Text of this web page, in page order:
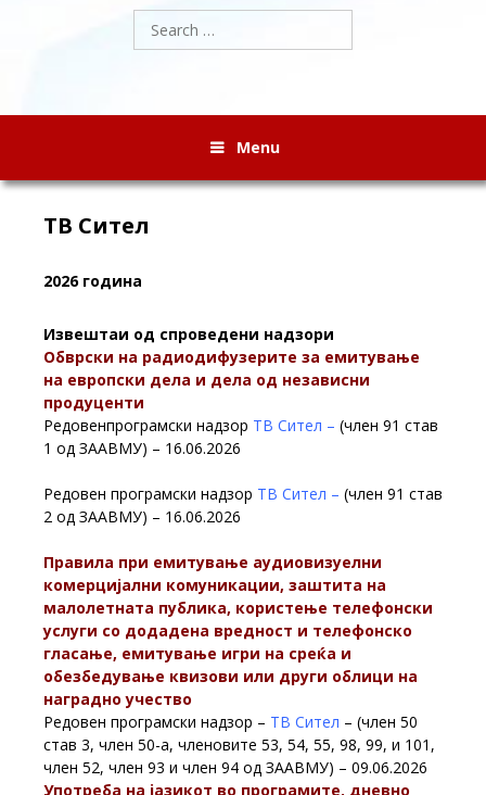
Search
for:
Menu
ТВ Сител
2026 година
Извештаи од спроведени надзори
Обврски на радиодифузерите за емитување
на европски дела и дела од независни
продуценти
Редовенпрограмски надзор ТВ Сител – (член 91 став
1 од ЗААВМУ) – 16.06.2026
Редовен програмски надзор ТВ Сител – (член 91 став
2 од ЗААВМУ) – 16.06.2026
Правила при емитување аудиовизуелни
комерцијални комуникации, заштита на
малолетната публика, користење телефонски
услуги со додадена вредност и телефонско
гласање, емитување игри на среќа и
обезбедување квизови или други облици на
наградно учество
Редовен програмски надзор – ТВ Сител – (член 50
став 3, член 50-а, членовите 53, 54, 55, 98, 99, и 101,
член 52, член 93 и член 94 од ЗААВМУ) – 09.06.2026
Употреба на јазикот во програмите, дневно